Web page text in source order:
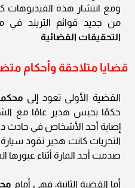
ومع انتشار هذه الفيديوهات
من جديد قوائم التريند في
التحقيقات القضائية
قضايا متلاحقة وأحكام
القضية الأولى تعود إلى
حكمًا بحبس هدير عامًا مع
إصابة أحد الأشخاص في حادث
التحريات كانت هدير تقود
صدمت أحد المارة أثناء عبورها
أما القضية الثانية، فهي أمام